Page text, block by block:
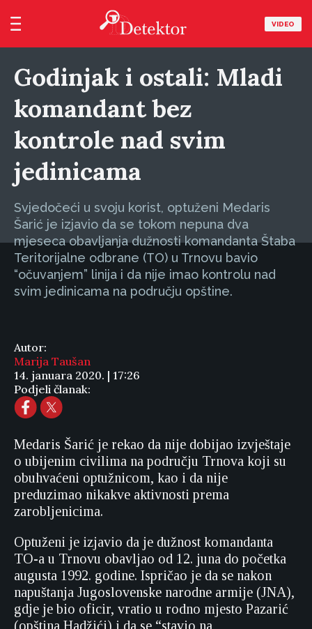
VIDEO
Godinjak i ostali: Mladi
komandant bez
kontrole nad svim
jedinicama
Svjedočeći u svoju korist, optuženi Medaris
Šarić je izjavio da se tokom nepuna dva
mjeseca obavljanja dužnosti komandanta Štaba
Teritorijalne odbrane (TO) u Trnovu bavio
“očuvanjem” linija i da nije imao kontrolu nad
svim jedinicama na području opštine.
Autor:
Marija Taušan
14. januara 2020. | 17:26
Podjeli članak:
Medaris Šarić je rekao da nije dobijao izvještaje
o ubijenim civilima na području Trnova koji su
obuhvaćeni optužnicom, kao i da nije
preduzimao nikakve aktivnosti prema
zarobljenicima.
Optuženi je izjavio da je dužnost komandanta
TO-a u Trnovu obavljao od 12. juna do početka
augusta 1992. godine. Ispričao je da se nakon
napuštanja Jugoslovenske narodne armije (JNA),
gdje je bio oficir, vratio u rodno mjesto Pazarić
(opština Hadžići) i da se “stavio na